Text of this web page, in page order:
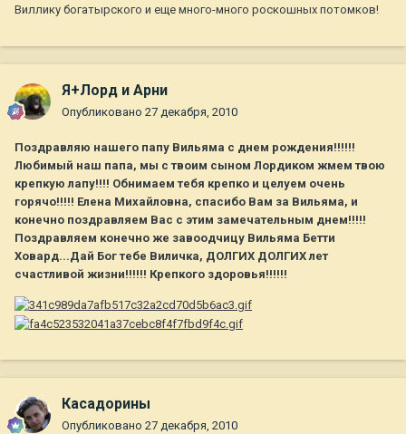
Виллику богатырского и еще много-много роскошных потомков!
Я+Лорд и Арни
Опубликовано 27 декабря, 2010
Поздравляю нашего папу Вильяма с днем рождения!!!!!!
Любимый наш папа, мы с твоим сыном Лордиком жмем твою
крепкую лапу!!!! Обнимаем тебя крепко и целуем очень
горячо!!!!! Елена Михайловна, спасибо Вам за Вильяма, и
конечно поздравляем Вас с этим замечательным днем!!!!!
Поздравляем конечно же завоодчицу Вильяма Бетти
Ховард...Дай Бог тебе Виличка, ДОЛГИХ ДОЛГИХ лет
счастливой жизни!!!!!! Крепкого здоровья!!!!!!
Касадорины
Опубликовано 27 декабря, 2010